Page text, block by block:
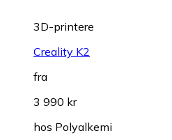
3D-printere
Creality K2
fra
3 990 kr
hos Polyalkemi